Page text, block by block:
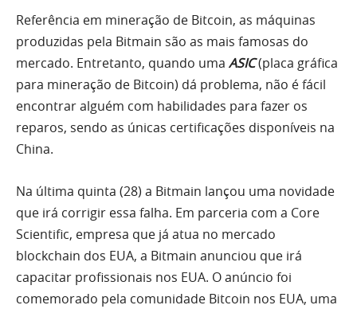
Referência em mineração de Bitcoin, as máquinas
produzidas pela Bitmain são as mais famosas do
mercado. Entretanto, quando uma ASIC(placa gráfica
para mineração de Bitcoin) dá problema, não é fácil
encontrar alguém com habilidades para fazer os
reparos, sendo as únicas certificações disponíveis na
China.
Na última quinta (28) a Bitmain lançou uma novidade
que irá corrigir essa falha. Em parceria com a Core
Scientific, empresa que já atua no mercado
blockchain dos EUA, a Bitmain anunciou que irá
capacitar profissionais nos EUA. O anúncio foi
comemorado pela comunidade Bitcoin nos EUA, uma